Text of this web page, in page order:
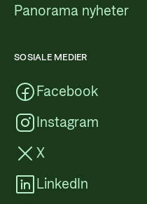
Panorama nyheter
SOSIALE MEDIER
Facebook
Instagram
X
LinkedIn